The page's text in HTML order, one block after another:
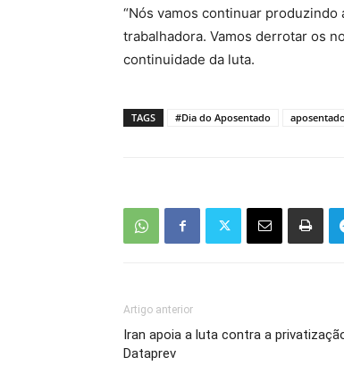
“Nós vamos continuar
trabalhadora. Vamos derrotar os
continuidade da luta.
TAGS #Dia do Aposentado
Artigo anterior
Iran apoia a luta contra a
Dataprev